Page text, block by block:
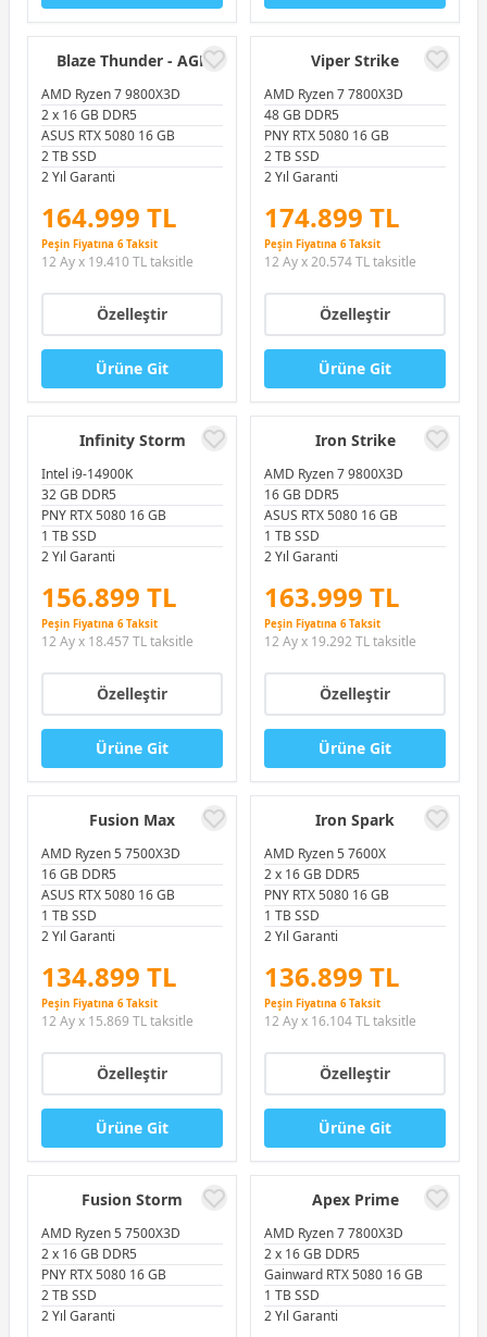
Blaze Thunder - AGK
AMD Ryzen 7 9800X3D
2 x 16 GB DDR5
ASUS RTX 5080 16 GB
2 TB SSD
2 Yıl Garanti
164.999 TL
Peşin Fiyatına 6 Taksit
12 Ay x 19.410 TL taksitle
Özelleştir
Ürüne Git
Viper Strike
AMD Ryzen 7 7800X3D
48 GB DDR5
PNY RTX 5080 16 GB
2 TB SSD
2 Yıl Garanti
174.899 TL
Peşin Fiyatına 6 Taksit
12 Ay x 20.574 TL taksitle
Özelleştir
Ürüne Git
Infinity Storm
Intel i9-14900K
32 GB DDR5
PNY RTX 5080 16 GB
1 TB SSD
2 Yıl Garanti
156.899 TL
Peşin Fiyatına 6 Taksit
12 Ay x 18.457 TL taksitle
Özelleştir
Ürüne Git
Iron Strike
AMD Ryzen 7 9800X3D
16 GB DDR5
ASUS RTX 5080 16 GB
1 TB SSD
2 Yıl Garanti
163.999 TL
Peşin Fiyatına 6 Taksit
12 Ay x 19.292 TL taksitle
Özelleştir
Ürüne Git
Fusion Max
AMD Ryzen 5 7500X3D
16 GB DDR5
ASUS RTX 5080 16 GB
1 TB SSD
2 Yıl Garanti
134.899 TL
Peşin Fiyatına 6 Taksit
12 Ay x 15.869 TL taksitle
Özelleştir
Ürüne Git
Iron Spark
AMD Ryzen 5 7600X
2 x 16 GB DDR5
PNY RTX 5080 16 GB
1 TB SSD
2 Yıl Garanti
136.899 TL
Peşin Fiyatına 6 Taksit
12 Ay x 16.104 TL taksitle
Özelleştir
Ürüne Git
Fusion Storm
AMD Ryzen 5 7500X3D
2 x 16 GB DDR5
PNY RTX 5080 16 GB
2 TB SSD
2 Yıl Garanti
Apex Prime
AMD Ryzen 7 7800X3D
2 x 16 GB DDR5
Gainward RTX 5080 16 GB
1 TB SSD
2 Yıl Garanti